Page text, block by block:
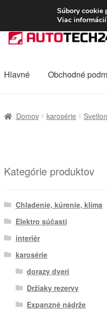
DOPRAVA od 6 EUR
Preskočiť
na
Preskočiť
na
Hlavné Obchodné
Domov karosérie
Kategórie produktov
Chladenie, kúrenie, klíma
Elektro súčasti
interiér
karosérie
dorazy dverí
Držiaky rezervy
Expanzné nádrže
Súbory cookie
Viac